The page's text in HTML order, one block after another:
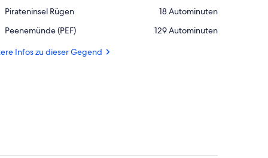
Putbus
Pirateninsel Rügen
Place,
Rügen
‪18 Autominuten‬
Peenemünde (PEF)
Airport,
(PEF)
‪129 Autominuten‬
Infos zu dieser Gegend